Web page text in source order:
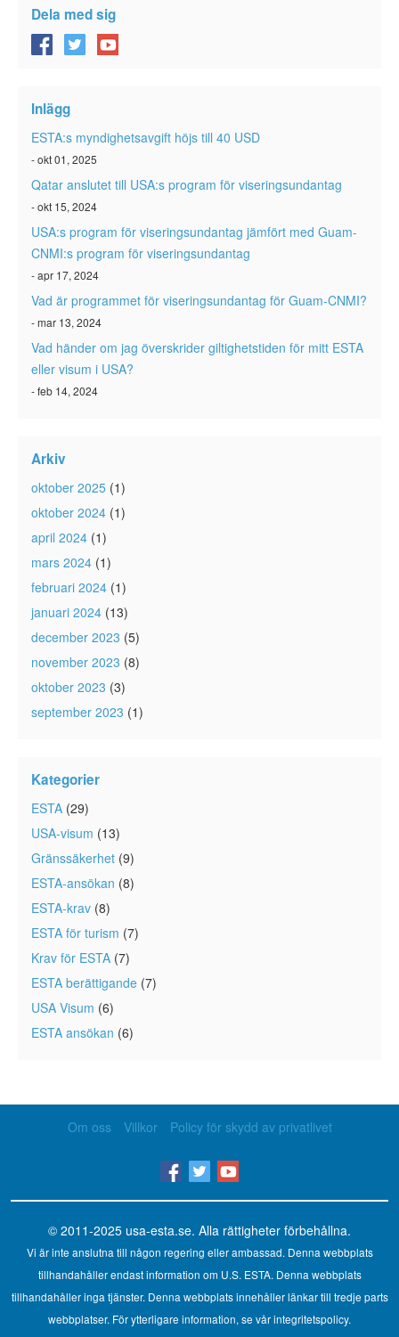
Dela med sig
Inlägg
ESTA:s myndighetsavgift höjs till 40 USD
- okt 01, 2025
Qatar anslutet till USA:s program för viseringsundantag
- okt 15, 2024
USA:s program för viseringsundantag jämfört med Guam-
CNMI:s program för viseringsundantag
- apr 17, 2024
Vad är programmet för viseringsundantag för Guam-CNMI?
- mar 13, 2024
Vad händer om jag överskrider giltighetstiden för mitt ESTA
eller visum i USA?
- feb 14, 2024
Arkiv
oktober 2025 (1)
oktober 2024 (1)
april 2024 (1)
mars 2024 (1)
februari 2024 (1)
januari 2024 (13)
december 2023 (5)
november 2023 (8)
oktober 2023 (3)
september 2023 (1)
Kategorier
ESTA (29)
USA-visum (13)
Gränssäkerhet (9)
ESTA-ansökan (8)
ESTA-krav (8)
ESTA för turism (7)
Krav för ESTA (7)
ESTA berättigande (7)
USA Visum (6)
ESTA ansökan (6)
Om oss Villkor Policy för skydd av privatlivet
© 2011-2025 usa-esta.se. Alla rättigheter förbehållna.
Vi är inte anslutna till någon regering eller ambassad. Denna webbplats
tillhandahåller endast information om U.S. ESTA. Denna webbplats
tillhandahåller inga tjänster. Denna webbplats innehåller länkar till tredje parts
webbplatser. För ytterligare information, se vår integritetspolicy.